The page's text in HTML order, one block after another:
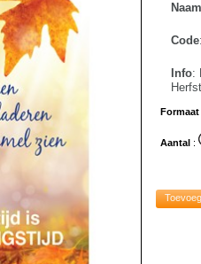
Naam
Code:
Info:
Formaat
Aantal :